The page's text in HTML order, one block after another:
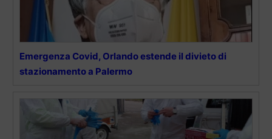
Emergenza Covid, Orlando estende il divieto di
stazionamento a Palermo